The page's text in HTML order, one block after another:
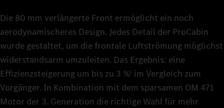
Die 80 mm verlängerte Front ermöglicht ein noch
aerodynamischeres Design. Jedes Detail der ProCabin
wurde gestaltet, um die frontale Luftströmung möglichst
widerstandsarm umzuleiten. Das Ergebnis: eine
Effizienzsteigerung um bis zu 3 %1 im Vergleich zum
Vorgänger. In Kombination mit dem sparsamen OM 471
Motor der 3. Generation die richtige Wahl für mehr